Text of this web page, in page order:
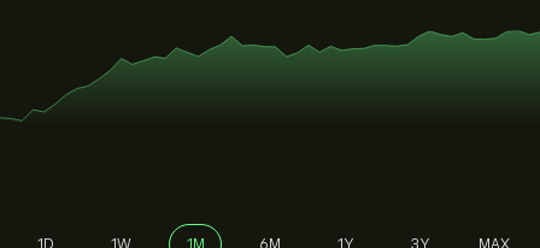
1D 1W 1M 6M 1Y 3Y MAX